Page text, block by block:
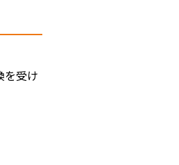
を受け